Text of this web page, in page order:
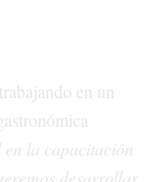
en un
la capacitación
desarrollar